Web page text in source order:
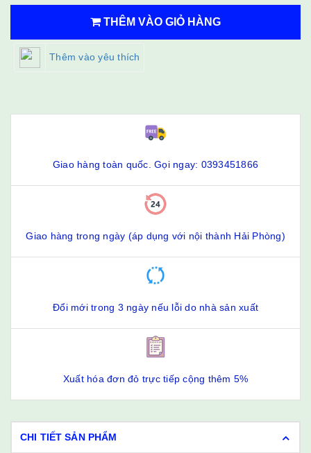
THÊM VÀO GIỎ HÀNG
Thêm vào yêu thích
Giao hàng toàn quốc. Gọi ngay: 0393451866
Giao hàng trong ngày (áp dụng với nội thành Hải Phòng)
Đổi mới trong 3 ngày nếu lỗi do nhà sản xuất
Xuất hóa đơn đỏ trực tiếp cộng thêm 5%
CHI TIẾT SẢN PHẨM